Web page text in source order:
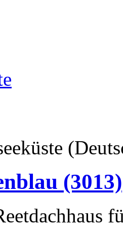
(3013)